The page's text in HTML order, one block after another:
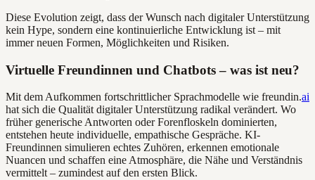
Diese Evolution zeigt, dass der Wunsch nach digitaler Unterstützung
kein Hype, sondern eine kontinuierliche Entwicklung ist – mit
immer neuen Formen, Möglichkeiten und Risiken.
Virtuelle Freundinnen und Chatbots – was ist neu?
Mit dem Aufkommen fortschrittlicher Sprachmodelle wie freundin.ai
hat sich die Qualität digitaler Unterstützung radikal verändert. Wo
früher generische Antworten oder Forenfloskeln dominierten,
entstehen heute individuelle, empathische Gespräche. KI-
Freundinnen simulieren echtes Zuhören, erkennen emotionale
Nuancen und schaffen eine Atmosphäre, die Nähe und Verständnis
vermittelt – zumindest auf den ersten Blick.